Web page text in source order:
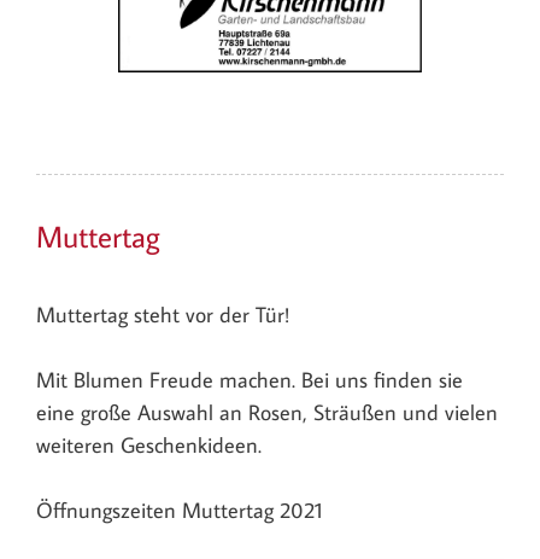
Muttertag
Muttertag steht vor der Tür!
Mit Blumen Freude machen. Bei uns finden sie
eine große Auswahl an Rosen, Sträußen und vielen
weiteren Geschenkideen.
Öffnungszeiten Muttertag 2021